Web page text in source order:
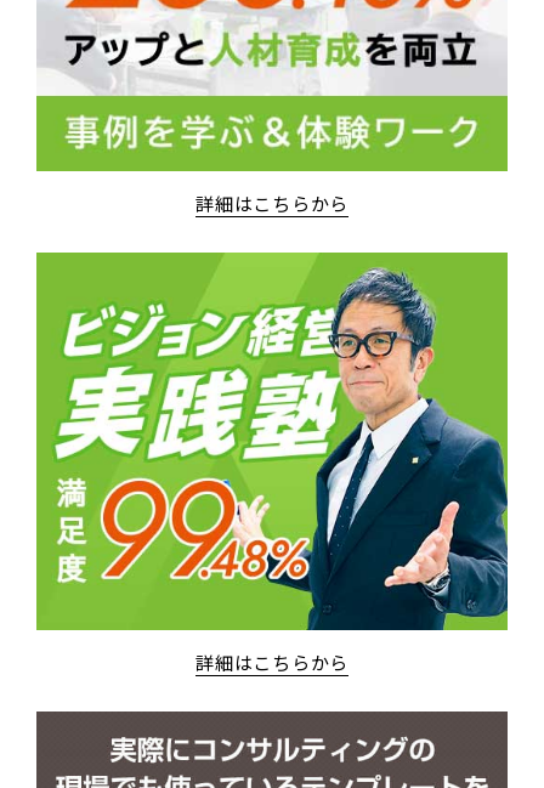
詳細はこちらから
詳細はこちらから